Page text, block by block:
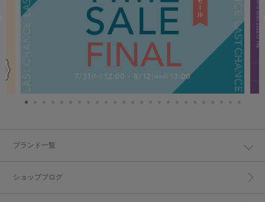
ブランド一覧
ショップブログ